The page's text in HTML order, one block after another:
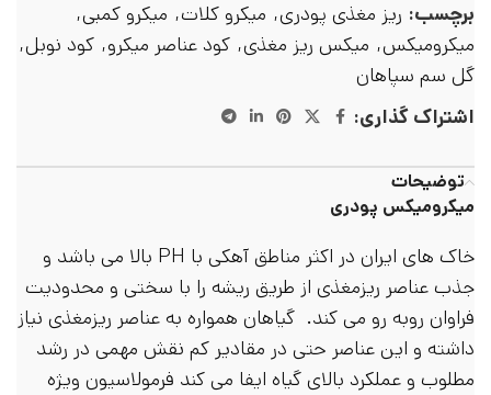
برچسب: ریز مغذی پودری, میکرو کلات, میکرو کمبی,
میکرومیکس, میکس ریز مغذی, کود عناصر میکرو, کود نوبل,
گل سم سپاهان
اشتراک گذاری:
توضیحات
میکرومیکس پودری
خاک های ایران در اکثر مناطق آهکی با PH بالا می باشد و
جذب عناصر ریزمغذی از طریق ریشه را با سختی و محدودیت
فراوان روبه رو می کند. گیاهان همواره به عناصر ریزمغذی نیاز
داشته و این عناصر حتی در مقادیر کم نقش مهمی در رشد
مطلوب و عملکرد بالای گیاه ایفا می کند فرمولاسیون ویژه